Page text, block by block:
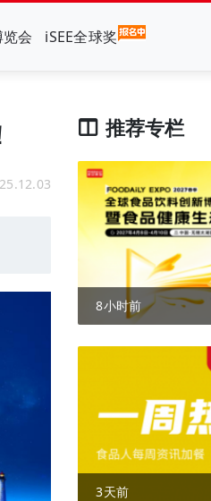
会 iSEE全球奖
推荐专栏
8小时前
3天前